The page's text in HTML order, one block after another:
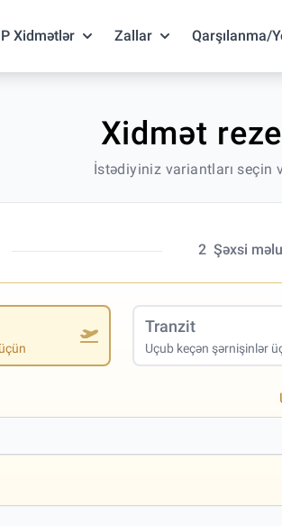
Xidmətlər Zallar Qarşılanma/
Xidmət
İstədiyiniz variantları seçin
2 Şəxsi
Tranzit
Uçub keçən şərnişinlər